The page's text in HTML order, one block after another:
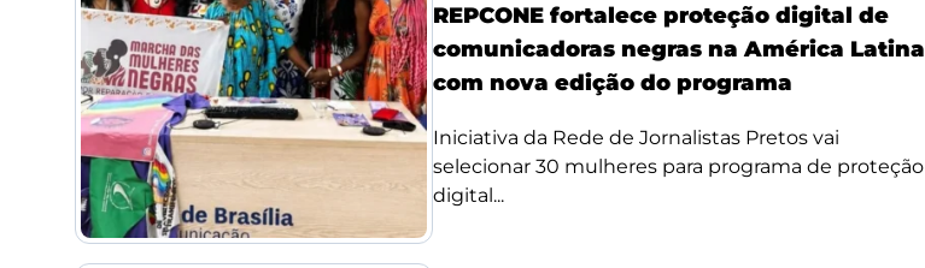
REPCONE fortalece proteção digital de
comunicadoras negras na América Latina
com nova edição do programa
Iniciativa da Rede de Jornalistas Pretos vai
selecionar 30 mulheres para programa de proteção
digital...